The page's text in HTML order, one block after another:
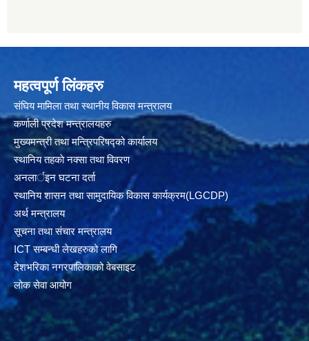
महत्वपूर्ण लिंकहरु
संघिय मामिला तथा स्थानीय विकास मन्त्रालय
कर्णाली प्रदेश मन्त्रालयहरु
मुख्यमन्त्री तथा मन्त्रिपरिषद्को कार्यालय
स्थानिय तहकाे नक्सा तथा विवरण
अनलार्इन घटना दर्ता
स्थानिय शासन तथा सामुदायिक विकास कार्यक्रम(LGCDP)
अर्थ मन्त्रालय
सूचना तथा संचार मन्त्रालय
ICT सम्बन्धी लेखहरुको लागि
देशभरिका नगरपालिकाको वेबसाइट
लोक सेवा आयोग